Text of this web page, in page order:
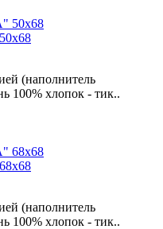
(наполнитель
100% хлопок - тик..
(наполнитель
100% хлопок - тик..